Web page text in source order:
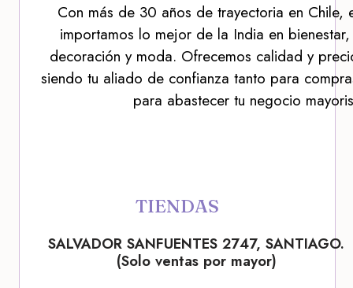
Con más de 30 años de trayectoria en Chile,
importamos lo mejor de la India en
decoración y moda. Ofrecemos calidad y
siendo tu aliado de confianza tanto para
para abastecer tu negocio
TIENDAS
SALVADOR SANFUENTES 2747, SANTIAGO.
(Solo ventas por mayor)